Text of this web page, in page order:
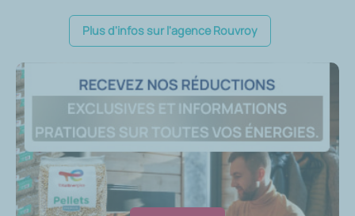
Plus d'infos sur l'agence Rouvroy